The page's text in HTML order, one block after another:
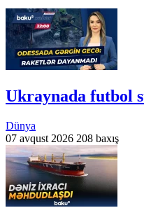
Ukraynada futbol
Dünya
07 avqust 2026 208 baxış